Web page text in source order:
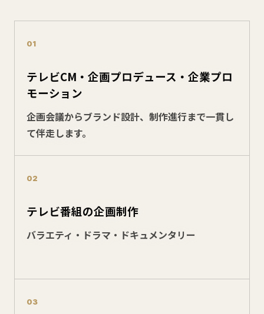
01
テレビCM・企画プロデュース・企業プロ
モーション
企画会議からブランド設計、制作進行まで一貫し
て伴走します。
02
テレビ番組の企画制作
バラエティ・ドラマ・ドキュメンタリー
03